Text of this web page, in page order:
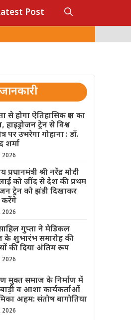
Post
से होगा ऐतिहासिक क्षण का
हाइड्रोजन ट्रेन से विश्व
पर उभरेगा गोहाना : डॉ.
शर्मा
2026
प्रधानमंत्री श्री नरेंद्र मोदी
को जींद से देश की प्रथम
ट्रेन को झंडी दिखाकर
करेंगे
2026
गुप्ता ने मेडिकल
शुभारंभ समारोह की
की दिया अंतिम रूप
2026
मुक्त समाज के निर्माण में
व आशा कार्यकर्ताओं
अहम: संतोष बागोतिया
2026